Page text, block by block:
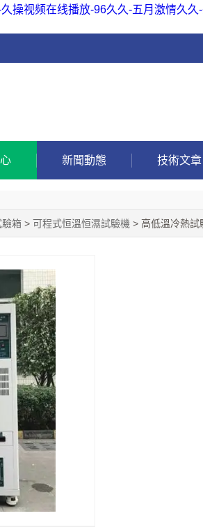
操视频在线播放-96久久-五月激情久
新聞動態 技術文章
驗箱 > 可程式恒溫恒濕試驗機 > 高低溫冷熱試